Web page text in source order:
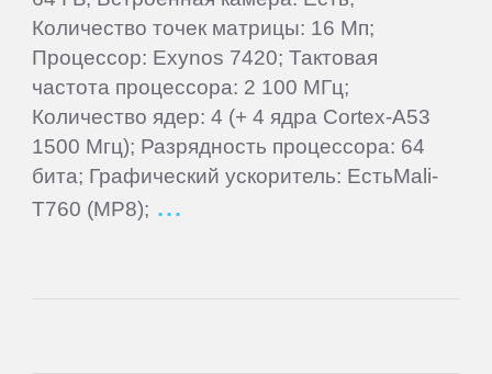
Количество точек матрицы: 16 Мп;
Процессор: Exynos 7420; Тактовая
частота процессора: 2 100 МГц;
Количество ядер: 4 (+ 4 ядра Cortex-A53
1500 Мгц); Разрядность процессора: 64
бита; Графический ускоритель: ЕстьMali-
T760 (MP8);